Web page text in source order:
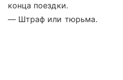
конца поездки.
— Штраф или тюрьма.